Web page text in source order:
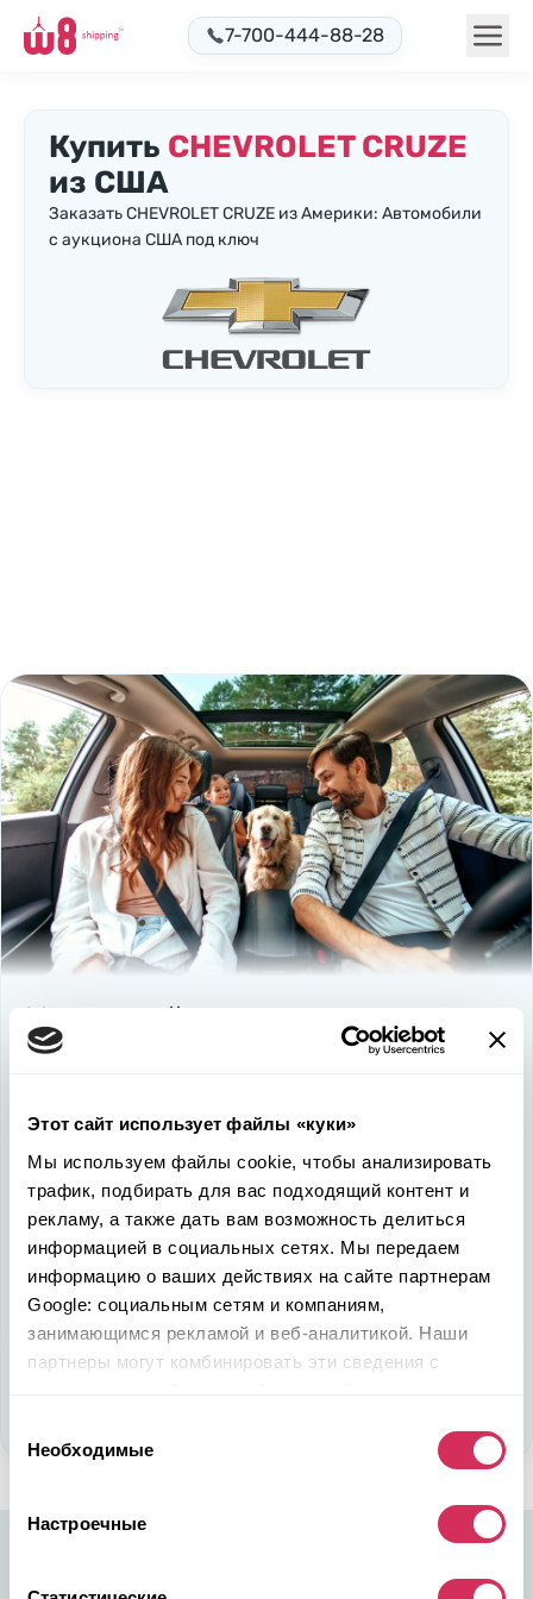
Этот сайт использует файлы «куки»
Мы используем файлы cookie, чтобы анализировать
трафик, подбирать для вас подходящий контент и
рекламу, а также дать вам возможность делиться
информацией в социальных сетях. Мы передаем
информацию о ваших действиях на сайте партнерам
Google: социальным сетям и компаниям,
занимающимся рекламой и веб-аналитикой. Наши
партнеры могут комбинировать эти сведения с
вами их сервисов.
согласия
Необходимые
Настроечные
7-700-444-88-28
Купить CHEVROLET CRUZE
из США
Заказать CHEVROLET CRUZE из Америки: Автомобили
с аукциона США под ключ
Используйте
возможность
быть в выигрыше
откроет перед вами дополнительные перспективы. Кроме
ожидаемого результата, вы получите реальные выгоды.
Внедрение Американского стандарта на авторынке
Казахстана станет эрой больших возможностей
казахстанцев, чтобы реализовать свой потенциал в
полную силу.
Подобрать авто